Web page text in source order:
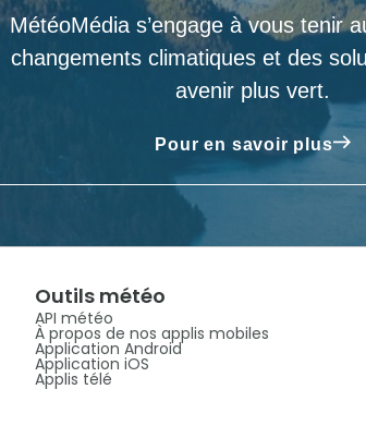
MétéoMédia s’engage à vous tenir
changements climatiques et des
avenir plus vert.
Pour en savoir plus
Outils météo
API météo
À propos de nos applis mobiles
Application Android
Application iOS
Applis télé